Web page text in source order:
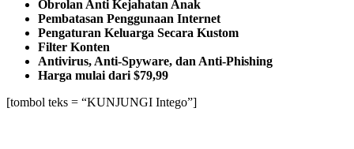
Obrolan Anti Kejahatan Anak
Pembatasan Penggunaan Internet
Pengaturan Keluarga Secara Kustom
Filter Konten
Antivirus, Anti-Spyware, dan Anti-Phishing
Harga mulai dari $79,99
[tombol teks = “KUNJUNGI Intego”]